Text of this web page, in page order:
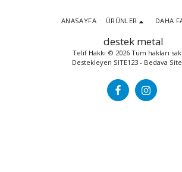
destek metal
Telif Hakkı © 2026 Tüm hakları
Destekleyen SITE123- Bedava
ANASAYFA ÜRÜNLER DAHA